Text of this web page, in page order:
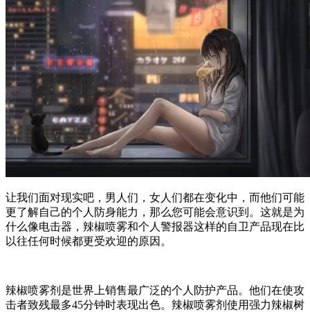
让我们面对现实吧，男人们，女人们都在变化中，而他们可能
更了解自己的个人防身能力，那么您可能会意识到。这就是为
什么像电击器，辣椒喷雾和个人警报器这样的自卫产品现在比
以往任何时候都更受欢迎的原因。
辣椒喷雾剂是世界上销售最广泛的个人防护产品。他们在使攻
击者致残最多45分钟时表现出色。辣椒喷雾剂使用强力辣椒树